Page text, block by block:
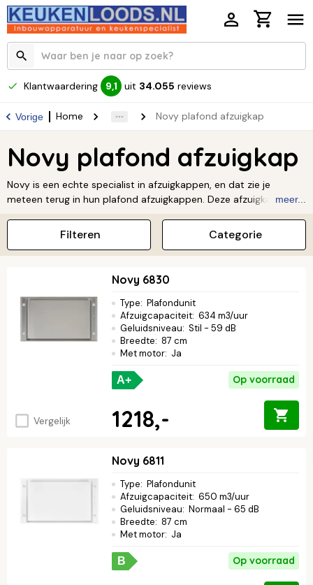
Klantwaardering 9,1 uit 34.055 reviews
Vorige Home Novy plafond afzuigkap
Novy plafond afzuigkap
Novy is een echte specialist in afzuigkappen, en dat zie je
meteen terug in hun plafond afzuigkappen. Deze afzuigkappen
krachtige afzuiging, een strak design en de nieuwste snufjes is
een Novy afzuigkap een fantastische toevoeging aan jouw
keuken. Bekijk alleNovy keukenapparatuur.
meer...
Categorie
Filteren
Vergelijk
Novy 6830
Type: Plafondunit
Afzuigcapaciteit: 634 m3/uur
Geluidsniveau: Stil - 59 dB
Breedte: 87 cm
Met motor: Ja
A+ Op voorraad
1218,-
Novy 6811
Type: Plafondunit
Afzuigcapaciteit: 650 m3/uur
Geluidsniveau: Normaal - 65 dB
Breedte: 87 cm
Met motor: Ja
B Op voorraad